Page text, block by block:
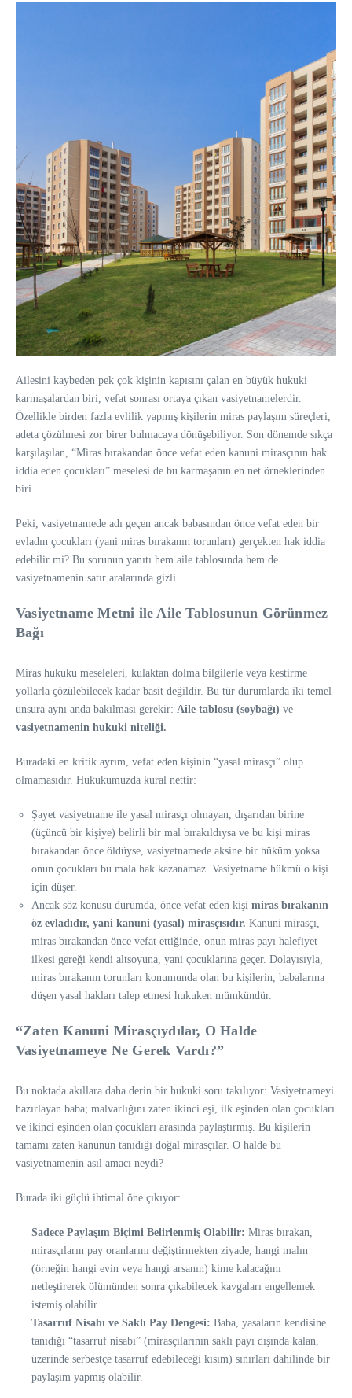
Ailesini kaybeden pek çok kişinin kapısını çalan en büyük hukuki
karmaşalardan biri, vefat sonrası ortaya çıkan vasiyetnamelerdir.
Özellikle birden fazla evlilik yapmış kişilerin miras paylaşım süreçleri,
adeta çözülmesi zor birer bulmacaya dönüşebiliyor. Son dönemde sıkça
karşılaşılan, “Miras bırakandan önce vefat eden kanuni mirasçının hak
iddia eden çocukları” meselesi de bu karmaşanın en net örneklerinden
biri.
Peki, vasiyetnamede adı geçen ancak babasından önce vefat eden bir
evladın çocukları (yani miras bırakanın torunları) gerçekten hak iddia
edebilir mi? Bu sorunun yanıtı hem aile tablosunda hem de
vasiyetnamenin satır aralarında gizli.
Vasiyetname Metni ile Aile Tablosunun Görünmez
Bağı
Miras hukuku meseleleri, kulaktan dolma bilgilerle veya kestirme
yollarla çözülebilecek kadar basit değildir. Bu tür durumlarda iki temel
unsura aynı anda bakılması gerekir: Aile tablosu (soybağı) ve
vasiyetnamenin hukuki niteliği.
Buradaki en kritik ayrım, vefat eden kişinin “yasal mirasçı” olup
olmamasıdır. Hukukumuzda kural nettir:
Şayet vasiyetname ile yasal mirasçı olmayan, dışarıdan birine
(üçüncü bir kişiye) belirli bir mal bırakıldıysa ve bu kişi miras
bırakandan önce öldüyse, vasiyetnamede aksine bir hüküm yoksa
onun çocukları bu mala hak kazanamaz. Vasiyetname hükmü o kişi
için düşer.
Ancak söz konusu durumda, önce vefat eden kişi miras bırakanın
öz evladıdır, yani kanuni (yasal) mirasçısıdır. Kanuni mirasçı,
miras bırakandan önce vefat ettiğinde, onun miras payı halefiyet
ilkesi gereği kendi altsoyuna, yani çocuklarına geçer. Dolayısıyla,
miras bırakanın torunları konumunda olan bu kişilerin, babalarına
düşen yasal hakları talep etmesi hukuken mümkündür.
“Zaten Kanuni Mirasçıydılar, O Halde
Vasiyetnameye Ne Gerek Vardı?”
Bu noktada akıllara daha derin bir hukuki soru takılıyor: Vasiyetnameyi
hazırlayan baba; malvarlığını zaten ikinci eşi, ilk eşinden olan çocukları
ve ikinci eşinden olan çocukları arasında paylaştırmış. Bu kişilerin
tamamı zaten kanunun tanıdığı doğal mirasçılar. O halde bu
vasiyetnamenin asıl amacı neydi?
Burada iki güçlü ihtimal öne çıkıyor:
Sadece Paylaşım Biçimi Belirlenmiş Olabilir: Miras bırakan,
mirasçıların pay oranlarını değiştirmekten ziyade, hangi malın
(örneğin hangi evin veya hangi arsanın) kime kalacağını
netleştirerek ölümünden sonra çıkabilecek kavgaları engellemek
istemiş olabilir.
Tasarruf Nisabı ve Saklı Pay Dengesi: Baba, yasaların kendisine
tanıdığı “tasarruf nisabı” (mirasçılarının saklı payı dışında kalan,
üzerinde serbestçe tasarruf edebileceği kısım) sınırları dahilinde bir
paylaşım yapmış olabilir.